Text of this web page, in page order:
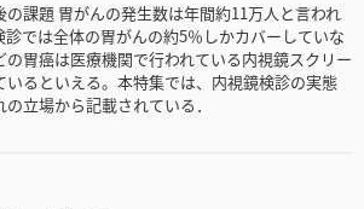
課題 胃がんの発生数は年間約11万人と言われ
では全体の胃がんの約5％しかカバーしていな
胃癌は医療機関で行われている内視鏡スクリー
いるといえる。本特集では、内視鏡検診の実態
立場から記載されている．